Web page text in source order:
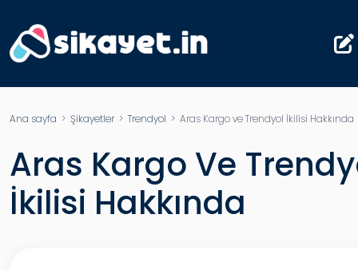
Ana sayfa > Şikayetler> Trendyol > Aras Kargo ve Trendyol İkilisi Hakkında
Aras Kargo Ve
İkilisi Hakkında